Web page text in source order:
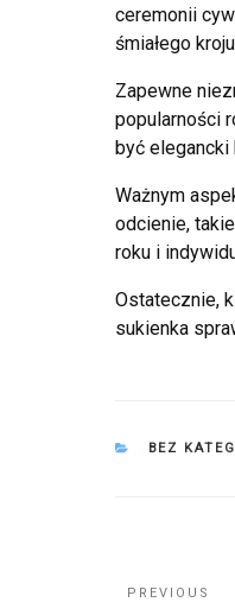
ceremonii
śmiałego
Zapewne
popularności
być
Ważnym
odcienie,
roku i
Ostatecznie,
sukienka
BEZ
Previous
PREVIOUS